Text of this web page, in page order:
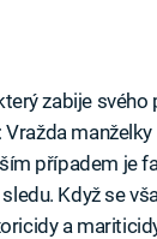
zabije
manželky
případem je
Když se
a